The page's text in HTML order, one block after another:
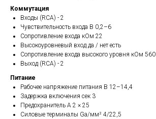
Коммутация
Входы (RCA) - 2
Чувствительность входа В 0,2–6
Сопротивление входа кОм 22
Высокоуровневый вход да / нет есть
Сопротивление входа высокого уровня кОм 560
Выход (RCA) - 2
Питание
Рабочее напряжение питания В 12–14,4
Задержка включения сек 3
Предохранитель А 2 × 25
Силовые терминалы Ga/мм² 4/22,5